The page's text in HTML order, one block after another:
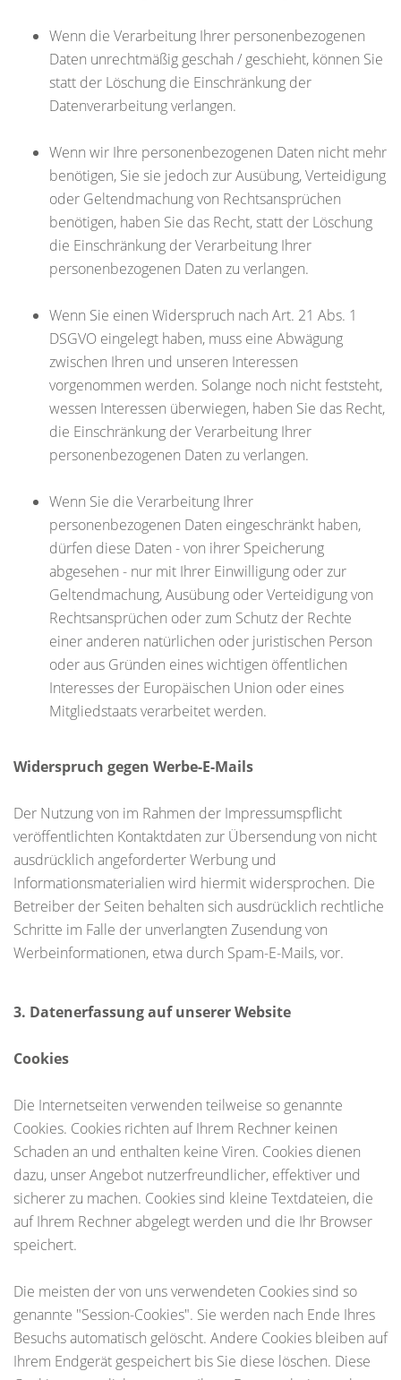
Wenn die Verarbeitung Ihrer personenbezogenen
Daten unrechtmäßig geschah / geschieht, können Sie
statt der Löschung die Einschränkung der
Datenverarbeitung verlangen.
Wenn wir Ihre personenbezogenen Daten nicht mehr
benötigen, Sie sie jedoch zur Ausübung, Verteidigung
oder Geltendmachung von Rechtsansprüchen
benötigen, haben Sie das Recht, statt der Löschung
die Einschränkung der Verarbeitung Ihrer
personenbezogenen Daten zu verlangen.
Wenn Sie einen Widerspruch nach Art. 21 Abs. 1
DSGVO eingelegt haben, muss eine Abwägung
zwischen Ihren und unseren Interessen
vorgenommen werden. Solange noch nicht feststeht,
wessen Interessen überwiegen, haben Sie das Recht,
die Einschränkung der Verarbeitung Ihrer
personenbezogenen Daten zu verlangen.
Wenn Sie die Verarbeitung Ihrer
personenbezogenen Daten eingeschränkt haben,
dürfen diese Daten - von ihrer Speicherung
abgesehen - nur mit Ihrer Einwilligung oder zur
Geltendmachung, Ausübung oder Verteidigung von
Rechtsansprüchen oder zum Schutz der Rechte
einer anderen natürlichen oder juristischen Person
oder aus Gründen eines wichtigen öffentlichen
Interesses der Europäischen Union oder eines
Mitgliedstaats verarbeitet werden.
Widerspruch gegen Werbe-E-Mails
Der Nutzung von im Rahmen der Impressumspflicht
veröffentlichten Kontaktdaten zur Übersendung von nicht
ausdrücklich angeforderter Werbung und
Informationsmaterialien wird hiermit widersprochen. Die
Betreiber der Seiten behalten sich ausdrücklich rechtliche
Schritte im Falle der unverlangten Zusendung von
Werbeinformationen, etwa durch Spam-E-Mails, vor.
3. Datenerfassung auf unserer Website
Cookies
Die Internetseiten verwenden teilweise so genannte
Cookies. Cookies richten auf Ihrem Rechner keinen
Schaden an und enthalten keine Viren. Cookies dienen
dazu, unser Angebot nutzerfreundlicher, effektiver und
sicherer zu machen. Cookies sind kleine Textdateien, die
auf Ihrem Rechner abgelegt werden und die Ihr Browser
speichert.
Die meisten der von uns verwendeten Cookies sind so
genannte "Session-Cookies". Sie werden nach Ende Ihres
Besuchs automatisch gelöscht. Andere Cookies bleiben auf
Ihrem Endgerät gespeichert bis Sie diese löschen. Diese